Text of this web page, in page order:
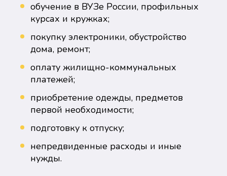
обучение в ВУЗе России, профильных
курсах и кружках;
покупку электроники, обустройство
дома, ремонт;
оплату жилищно-коммунальных
платежей;
приобретение одежды, предметов
первой необходимости;
подготовку к отпуску;
непредвиденные расходы и иные
нужды.